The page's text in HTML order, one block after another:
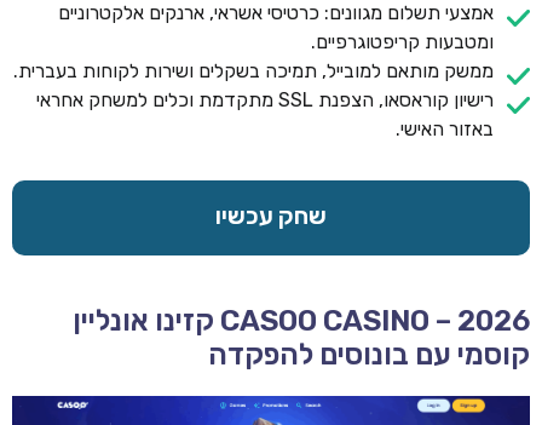
אמצעי תשלום מגוונים: כרטיסי אשראי, ארנקים אלקטרוניים
ומטבעות קריפטוגרפיים.
ממשק מותאם למובייל, תמיכה בשקלים ושירות לקוחות בעברית.
רישיון קוראסאו, הצפנת SSL מתקדמת וכלים למשחק אחראי
באזור האישי.
שחק עכשיו
CASOO CASINO – 2026 קזינו אונליין
קוסמי עם בונוסים להפקדה